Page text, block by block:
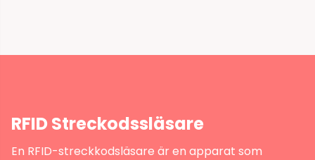
RFID Streckodssläsare
En RFID-streckkodsläsare är en apparat som